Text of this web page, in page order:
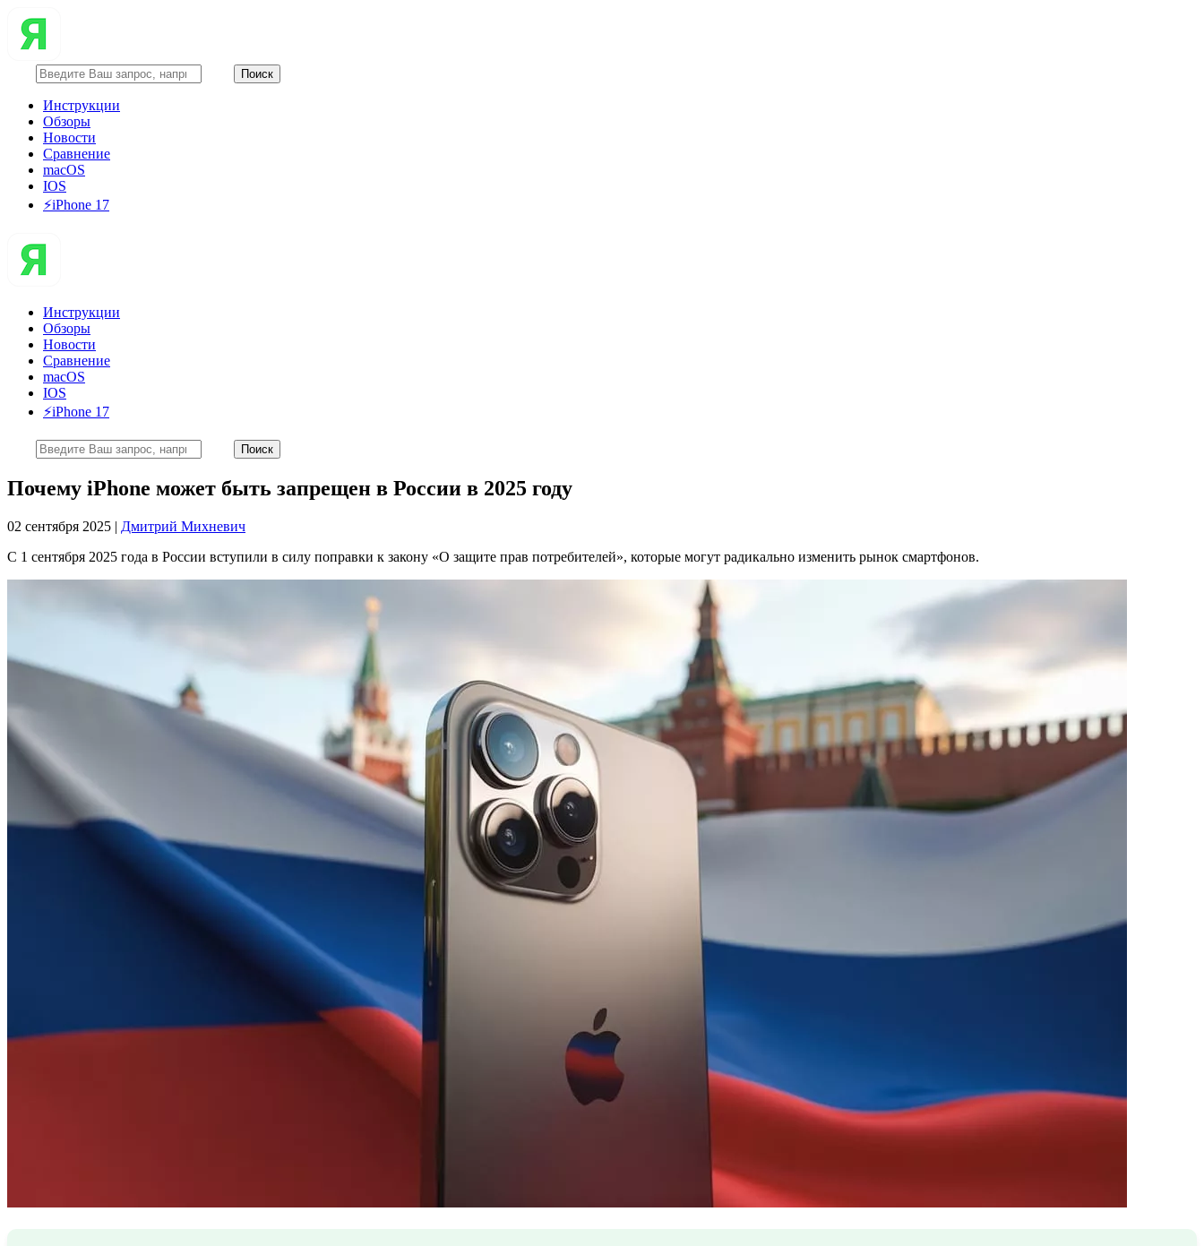
Инструкции
Обзоры
Новости
Сравнение
macOS
IOS
⚡️iPhone 17
Инструкции
Обзоры
Новости
Сравнение
macOS
IOS
⚡️iPhone 17
Почему iPhone может быть запрещен в России в 2025 году
02 сентября 2025 | Дмитрий Михневич
С 1 сентября 2025 года в России вступили в силу поправки к закону «О защите прав потребителей», которые могут радикально изменить рынок смартфонов.